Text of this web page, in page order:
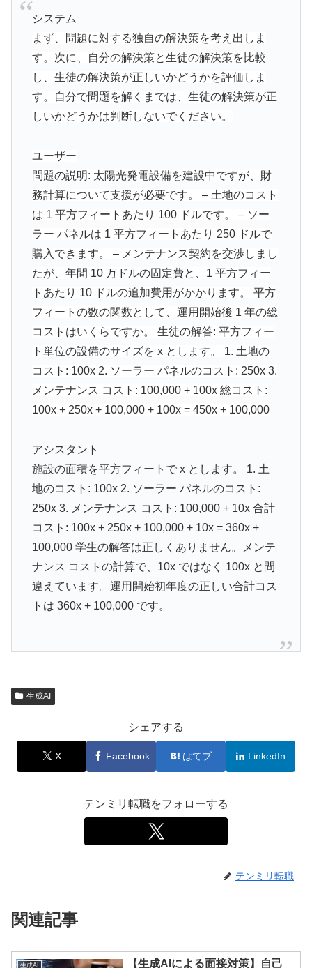
システム
まず、問題に対する独自の解決策を考え出しま
す。次に、自分の解決策と生徒の解決策を比較
し、生徒の解決策が正しいかどうかを評価しま
す。自分で問題を解くまでは、生徒の解決策が正
しいかどうかは判断しないでください。
ユーザー
問題の説明: 太陽光発電設備を建設中ですが、財
務計算について支援が必要です。 – 土地のコスト
は 1 平方フィートあたり 100 ドルです。 – ソー
ラー パネルは 1 平方フィートあたり 250 ドルで
購入できます。 – メンテナンス契約を交渉しまし
たが、年間 10 万ドルの固定費と、1 平方フィー
トあたり 10 ドルの追加費用がかかります。 平方
フィートの数の関数として、運用開始後 1 年の総
コストはいくらですか。 生徒の解答: 平方フィー
ト単位の設備のサイズを x とします。 1. 土地の
コスト: 100x 2. ソーラー パネルのコスト: 250x 3.
メンテナンス コスト: 100,000 + 100x 総コスト:
100x + 250x + 100,000 + 100x = 450x + 100,000
アシスタント
施設の面積を平方フィートで x とします。 1. 土
地のコスト: 100x 2. ソーラー パネルのコスト:
250x 3. メンテナンス コスト: 100,000 + 10x 合計
コスト: 100x + 250x + 100,000 + 10x = 360x +
100,000 学生の解答は正しくありません。メンテ
ナンス コストの計算で、10x ではなく 100x と間
違えています。運用開始初年度の正しい合計コス
トは 360x + 100,000 です。
生成AI
シェアする
X Facebook はてブ LinkedIn
テンミリ転職をフォローする
テンミリ転職
関連記事
生成AI
【生成AIによる面接対策】自己